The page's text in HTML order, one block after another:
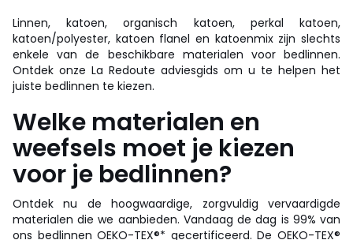
Linnen, katoen, organisch katoen, perkal katoen,
katoen/polyester, katoen flanel en katoenmix zijn slechts
enkele van de beschikbare materialen voor bedlinnen.
Ontdek onze La Redoute adviesgids om u te helpen het
juiste bedlinnen te kiezen.
Welke materialen en
weefsels moet je kiezen
voor je bedlinnen?
Ontdek nu de hoogwaardige, zorgvuldig vervaardigde
materialen die we aanbieden. Vandaag de dag is 99% van
ons bedlinnen OEKO-TEX®* gecertificeerd. De OEKO-TEX®